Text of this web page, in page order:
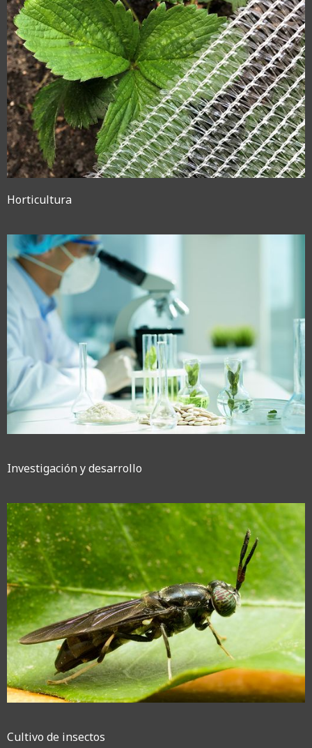
Horticultura
Investigación y desarrollo
Cultivo de insectos